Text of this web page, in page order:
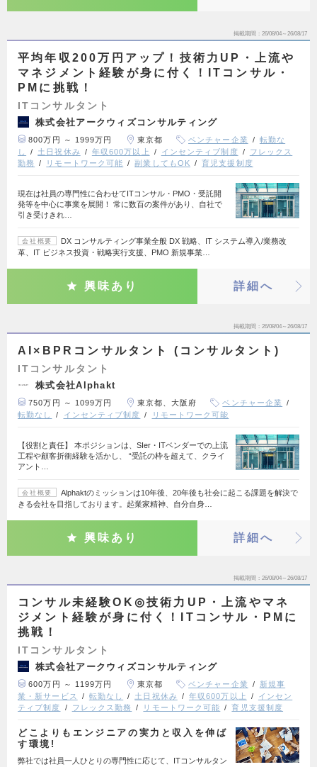
掲載期間 26/08/04～26/08/17
平均年収200万円アップ！技術力UP・上流や
マネジメント経験が身に付く！ITコンサル・
PMに挑戦！
ITコンサルタント
株式会社アークウィズコンサルティング
800万円 ～ 1999万円 東京都 ベンチャー企業
転勤な
し
土日祝休み 年収600万以上 インセンティブ制度
フレックス
勤務
リモートワーク可能 副業してもOK 育児支援制度
現在は社員の専門性に合わせてITコンサル・PMO・受託開
発等を中心に事業を展開！ 常に数百の案件があり、自社で
引き受けきれ…
会社概要
DX コンサルティング事業全般 DX 戦略、IT システム導入/業務改
革、IT ビジネス投資・戦略実行支援、PMO 新規事業…
興味あり 詳細へ
掲載期間 26/08/04～26/08/17
AI×BPRコンサルタント (コンサルタント)
ITコンサルタント
株式会社Alphakt
750万円 ～ 1099万円 東京都、大阪府
ベンチャー企業
転勤なし
インセンティブ制度 リモートワーク可能
【役割と責任】 本ポジションは、SIer・ITベンダーでの上流
工程や顧客折衝経験を活かし、 “受託の枠を超えて、クライ
アント…
会社概要
Alphaktのミッションは10年後、20年後も社会に起こる課題を解決で
きる会社を目指しております。起業家精神、自分自身…
興味あり 詳細へ
掲載期間 26/08/04～26/08/17
コンサル未経験OK◎技術力UP・上流やマネ
ジメント経験が身に付く！ITコンサル・PMに
挑戦！
ITコンサルタント
株式会社アークウィズコンサルティング
600万円 ～ 1199万円 東京都 ベンチャー企業
新規事
業・新サービス
転勤なし 土日祝休み 年収600万以上
インセン
ティブ制度
フレックス勤務 リモートワーク可能 育児支援制度
どこよりもエンジニアの実力と収入を伸ば
す環境!
弊社では社員一人ひとりの専門性に応じて、ITコンサルタン